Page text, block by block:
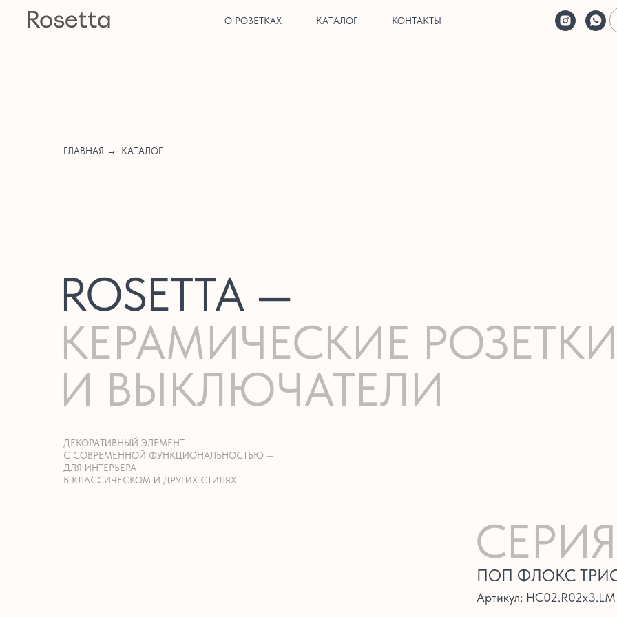
О РОЗЕТКАХ КАТАЛОГ КОНТАКТЫ
ГЛАВНАЯ → КАТАЛОГ
СЕРИЯ
ROSETTA —
КЕРАМИЧЕСКИЕ
И ВЫКЛЮЧАТЕЛИ
ДЕКОРАТИВНЫЙ ЭЛЕМЕНТ
С СОВРЕМЕННОЙ ФУНКЦИОНАЛЬНОСТЬЮ —
ДЛЯ ИНТЕРЬЕРА
В КЛАССИЧЕСКОМ И ДРУГИХ СТИЛЯХ
ПОП ФЛОКС
Артикул: HC02.R02x3.LM